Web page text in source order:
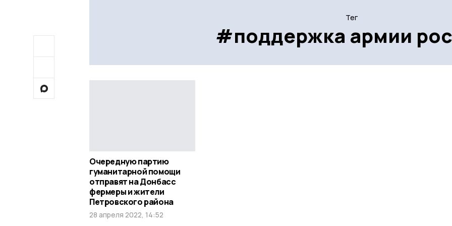
Тег
#поддержка армии
Очередную партию
гуманитарной помощи
отправят на Донбасс
фермеры и жители
Петровского района
28 апреля 2022, 14:52